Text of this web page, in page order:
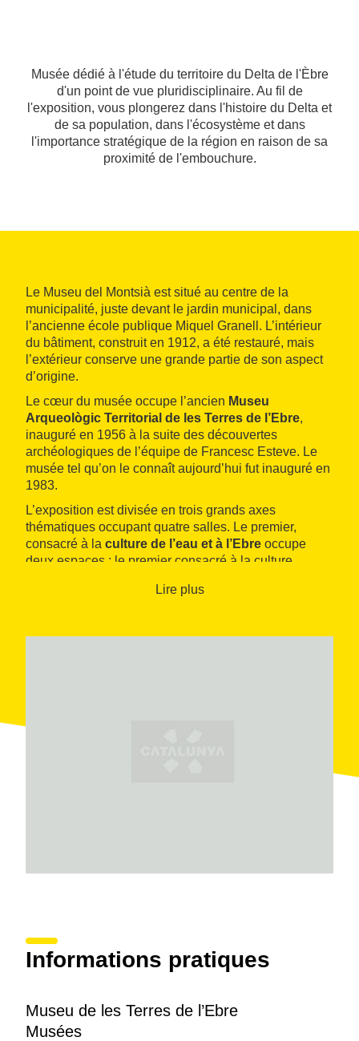
Musée dédié à l'étude du territoire du Delta de l'Èbre
d'un point de vue pluridisciplinaire. Au fil de
l'exposition, vous plongerez dans l'histoire du Delta et
de sa population, dans l'écosystème et dans
l'importance stratégique de la région en raison de sa
proximité de l'embouchure.
Le Museu del Montsià est situé au centre de la
municipalité, juste devant le jardin municipal, dans
l’ancienne école publique Miquel Granell. L’intérieur
du bâtiment, construit en 1912, a été restauré, mais
l’extérieur conserve une grande partie de son aspect
d’origine.
Le cœur du musée occupe l’ancien Museu
Arqueològic Territorial de les Terres de l’Ebre,
inauguré en 1956 à la suite des découvertes
archéologiques de l’équipe de Francesc Esteve. Le
musée tel qu’on le connaît aujourd’hui fut inauguré en
1983.
L’exposition est divisée en trois grands axes
thématiques occupant quatre salles. Le premier,
consacré à la culture de l’eau et à l’Ebre occupe
deux espaces : le premier consacré à la culture
ce paysage, à savoir le riz.
provenant defouilles archéologiquesréalisées
fonds audiovisuel.
Lire plus
Informations pratiques
Museu de les Terres de l’Ebre
Musées